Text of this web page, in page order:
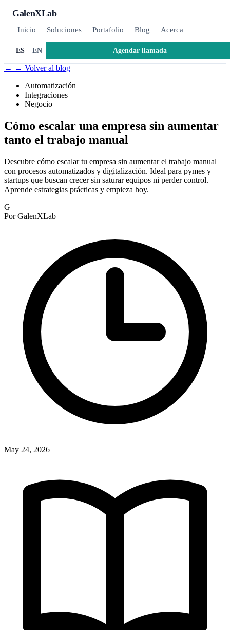
GalenXLab
Inicio Soluciones Portafolio Blog Acerca
ES EN Agendar llamada
← ← Volver al blog
Automatización
Integraciones
Negocio
Cómo escalar una empresa sin aumentar
tanto el trabajo manual
Descubre cómo escalar tu empresa sin aumentar el trabajo manual
con procesos automatizados y digitalización. Ideal para pymes y
startups que buscan crecer sin saturar equipos ni perder control.
Aprende estrategias prácticas y empieza hoy.
G
Por GalenXLab
May 24, 2026